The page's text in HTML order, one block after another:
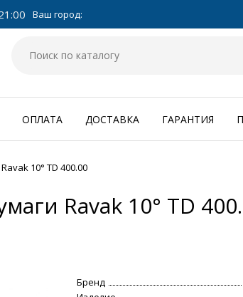
Ваш город:
ОПЛАТА ДОСТАВКА ГАРАНТИЯ
10° TD 400.00
Ravak 10° TD
Бренд